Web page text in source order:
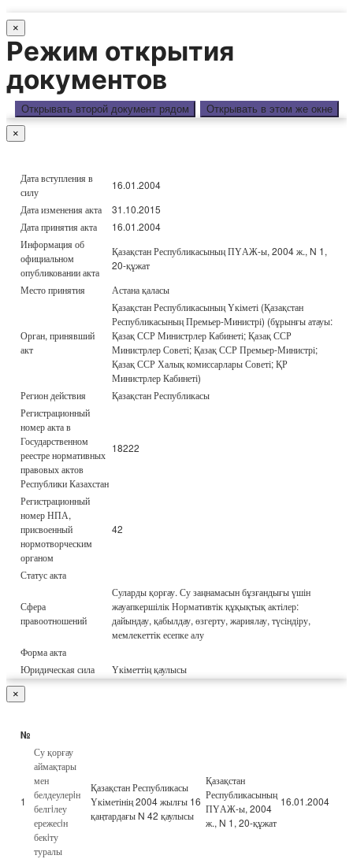
×
Режим открытия
документов
Открывать второй документ рядом Открывать в этом же окне
×
Дата вступления в
силу
16.01.2004
Дата изменения акта
31.10.2015
Дата принятия акта
16.01.2004
Информация об
официальном
опубликовании акта
Қазақстан Республикасының ПҮАЖ-ы, 2004 ж., N 1,
20-құжат
Место принятия
Астана қаласы
Орган, принявший
акт
Қазақстан Республикасының Үкіметі (Қазақстан
Республикасының Премьер-Министрі) (бұрынғы атауы:
Қазақ ССР Министрлер Кабинеті; Қазақ ССР
Министрлер Советі; Қазақ ССР Премьер-Министрі;
Қазақ ССР Халық комиссарлары Советі; ҚР
Министрлер Кабинеті)
Регион действия
Қазақстан Республикасы
Регистрационный
номер акта в
Государственном
реестре нормативных
правовых актов
Республики Казахстан
18222
Регистрационный
номер НПА,
присвоенный
нормотворческим
органом
42
Статус акта
Сфера
правоотношений
Суларды қорғау. Су заңнамасын бұзғандығы үшін
жауапкершілік Нормативтік құқықтық актілер:
дайындау, қабылдау, өзгерту, жариялау, түсіндіру,
мемлекеттік есепке алу
Форма акта
Юридическая сила
Үкіметтің қаулысы
×
№
1
Су қорғау
аймақтары
мен
белдеулерiн
белгiлеу
ережесiн
бекiту
туралы
Қазақстан Республикасы
Үкіметінің 2004 жылғы 16
қаңтардағы N 42 қаулысы
Қазақстан
Республикасының
ПҮАЖ-ы, 2004
ж., N 1, 20-құжат
16.01.2004